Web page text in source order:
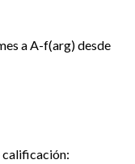
a A-f(arg) desde
calificación: